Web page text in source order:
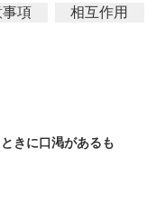
項
相互作用
きに口渇があるも